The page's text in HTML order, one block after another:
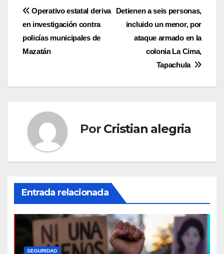
Navegación
de
entradas
Detienen a seis personas,
incluido un menor, por
ataque armado en la
colonia La Cima,
Tapachula
Operativo estatal deriva
en investigación contra
policías municipales de
Mazatán
Por Cristian alegria
Entrada relacionada
SEGURIDAD